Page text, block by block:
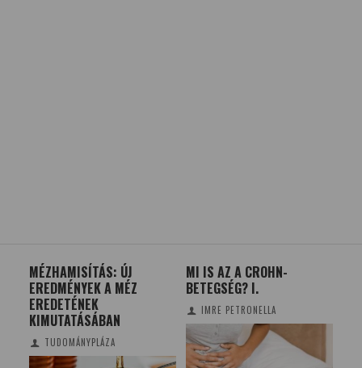
MÉZHAMISÍTÁS: ÚJ
EREDMÉNYEK A MÉZ
EREDETÉNEK
KIMUTATÁSÁBAN
TUDOMÁNYPLÁZA
MI IS AZ A CROHN-
BETEGSÉG? I.
IMRE PETRONELLA